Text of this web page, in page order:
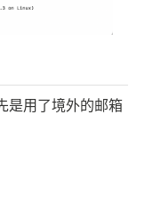
是用了境外的邮箱